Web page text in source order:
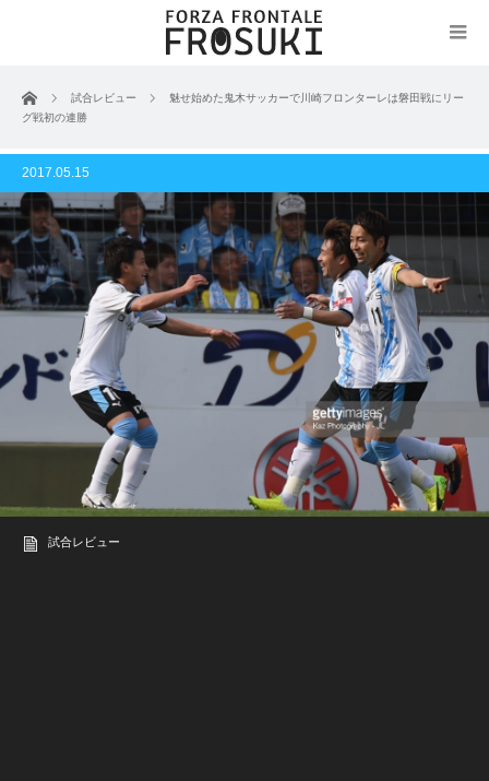
ホーム 試合レビュー
魅せ始めた鬼木サッカーで川崎フロンターレは磐田戦にリー
グ戦初の連勝
2017.05.15
試合レビュー